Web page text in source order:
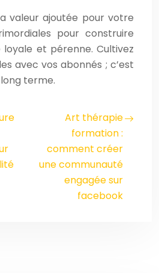
valeur ajoutée pour votre
pour construire
et pérenne. Cultivez
avec vos abonnés ; c’est
terme.
Art thérapie
formation :
comment créer
une communauté
engagée sur
facebook